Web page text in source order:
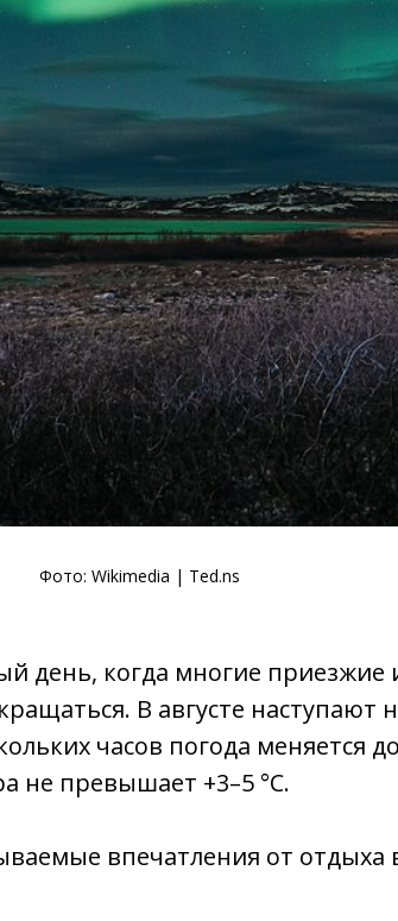
Фото: Wikimedia | Ted.ns
день, когда многие
В августе
часов погода меняется
не превышает +3–5 °C.
впечатления от отдыха